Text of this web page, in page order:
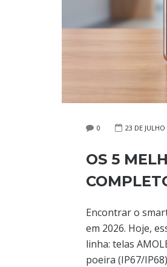
0 23 DE
OS 5
Encontrar o
em 2026. Hoje,
linha: telas
poeira (IP67/